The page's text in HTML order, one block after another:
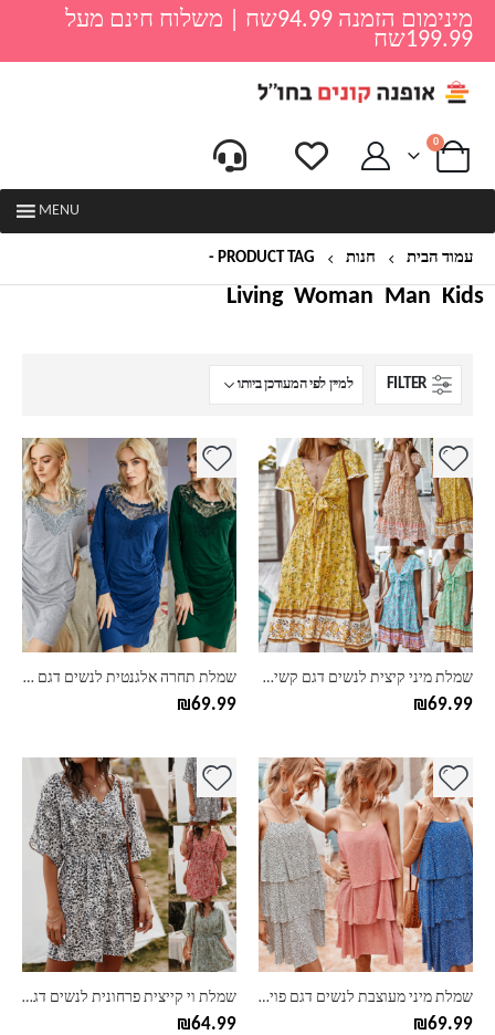
מינימום הזמנה 94.99שח | משלוח חינם מעל
199.99שח
0
MENU
עמוד הבית חנות PRODUCT TAG -
Kids
Man
Woman
Living
FILTER
שמלת מיני קיצית לנשים דגם קשירה
₪69.99
למוצר
יש
מספר
סוגים.
ניתן
לבחור
את
האפשרויות
בעמוד
המוצר
שמלת תחרה אלגנטית לנשים דגם מרטין
₪69.99
למוצר
יש
מספר
סוגים.
ניתן
לבחור
את
האפשרויות
בעמוד
המוצר
שמלת מיני מעוצבת לנשים דגם פוינט
₪69.99
למוצר
יש
מספר
סוגים.
ניתן
לבחור
את
האפשרויות
בעמוד
שמלת וי קייצית פרחונית לנשים דגם הולי
₪64.99
למוצר
יש
מספר
סוגים.
ניתן
לבחור
את
האפשרויות
בעמוד